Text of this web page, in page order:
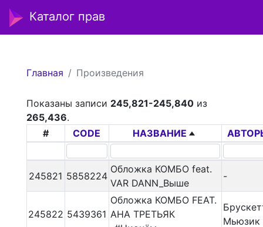
Каталог прав
Главная Произведения
Показаны записи 245,821-245,840из
265,436.
#
CODE НАЗВАНИЕ
245821 5858224
Обложка КОМБО feat.
VAR DANN_Выше
-
245822 5439361
Обложка КОМБО FEAT.
АНА ТРЕТЬЯК
Мьюзик